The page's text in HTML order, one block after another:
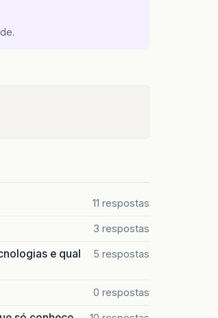
11 respostas
3 respostas
e qual
5 respostas
0 respostas